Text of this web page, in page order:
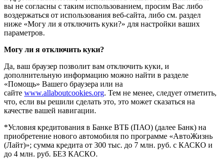
вы не согласны с таким использованием, просим Вас либо
воздержаться от использования веб-сайта, либо см. раздел
ниже «Могу ли я отключить куки?» для настройки ваших
параметров.
Могу ли я отключить куки?
Да, ваш браузер позволит вам отключить куки, и
дополнительную информацию можно найти в разделе
«Помощь» Вашего браузера или на
сайте www.allaboutcookies.org. Тем не менее, следует отметить,
что, если вы решили сделать это, это может сказаться на
качестве вашей навигации.
*Условия кредитования в Банке ВТБ (ПАО) (далее Банк) на
приобретение нового автомобиля по программе «АвтоЖизнь
(Лайт)»; сумма кредита от 300 тыс. до 7 млн. руб. с КАСКО и
до 4 млн. руб. БЕЗ КАСКО.